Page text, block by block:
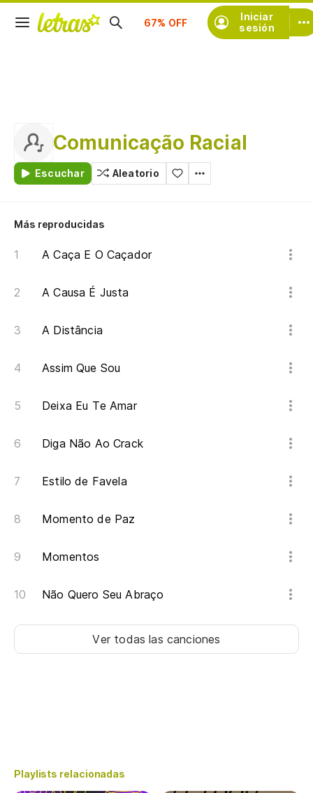
Iniciar
sesión
Suscríbete
Comunicação Racial
Escuchar Aleatorio
Más reproducidas
A Caça E O Caçador
A Causa É Justa
A Distância
Assim Que Sou
Deixa Eu Te Amar
Diga Não Ao Crack
Estilo de Favela
Momento de Paz
Momentos
Não Quero Seu Abraço
Ver todas las canciones
Playlists relacionadas